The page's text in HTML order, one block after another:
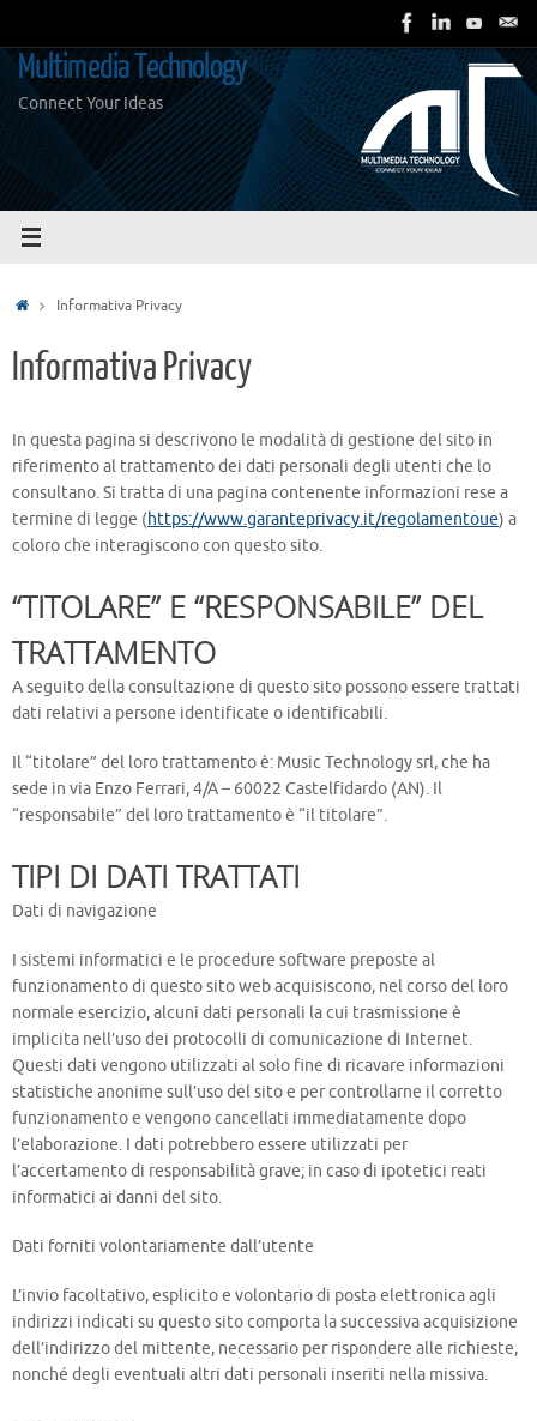
contenuto
Multimedia Technology
Connect Your Ideas
HomeInformativa Privacy
Informativa Privacy
In questa pagina si descrivono le modalità di gestione del sito in
riferimento al trattamento dei dati personali degli utenti che lo
consultano. Si tratta di una pagina contenente informazioni rese a
termine di legge (https://www.garanteprivacy.it/regolamentoue) a
coloro che interagiscono con questo sito.
“TITOLARE” E “RESPONSABILE” DEL
TRATTAMENTO
A seguito della consultazione di questo sito possono essere trattati
dati relativi a persone identificate o identificabili.
Il “titolare” del loro trattamento è: Music Technology srl, che ha
sede in via Enzo Ferrari, 4/A – 60022 Castelfidardo (AN). Il
“responsabile” del loro trattamento è “il titolare”.
TIPI DI DATI TRATTATI
Dati di navigazione
I sistemi informatici e le procedure software preposte al
funzionamento di questo sito web acquisiscono, nel corso del loro
normale esercizio, alcuni dati personali la cui trasmissione è
implicita nell’uso dei protocolli di comunicazione di Internet.
Questi dati vengono utilizzati al solo fine di ricavare informazioni
statistiche anonime sull’uso del sito e per controllarne il corretto
funzionamento e vengono cancellati immediatamente dopo
l’elaborazione. I dati potrebbero essere utilizzati per
l’accertamento di responsabilità grave; in caso di ipotetici reati
informatici ai danni del sito.
Dati forniti volontariamente dall’utente
L’invio facoltativo, esplicito e volontario di posta elettronica agli
indirizzi indicati su questo sito comporta la successiva acquisizione
dell’indirizzo del mittente, necessario per rispondere alle richieste,
nonché degli eventuali altri dati personali inseriti nella missiva.